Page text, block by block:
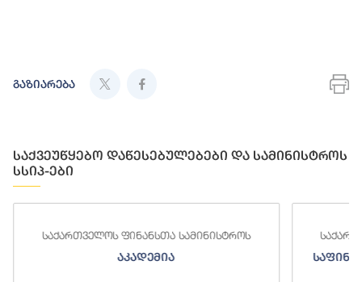
გაზიარება
საქვეუწყებო დაწესებულებები და სამინისტროს
სსიპ-ები
საქართველოს ფინანსთა სამინისტროს
აკადემია